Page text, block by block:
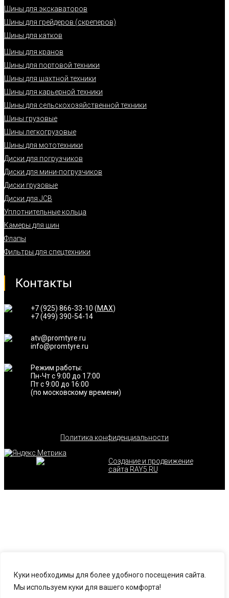
Куки необходимы для более удобного посещения сайта.
Мы используем куки для вашего комфорта!
Шины для экскаваторов
Шины для грейдеров (скреперов)
Шины для катков
Шины для кранов
Шины для портовой техники
Шины для шахтной техники
Шины для карьерной техники
Шины для сельскохозяйственной техники
Шины грузовые
Шины легкогрузовые
Шины для мототехники
Диски для погрузчиков
Диски для мини-погрузчиков
Диски грузовые
Диски для JCB
Уплотнительные кольца
Камеры для шин
Флапы
Фильтры для спецтехники
Контакты
+7 (925) 866-33-10 (MAX)
+7 (499) 390-54-14
atv@promtyre.ru
info@promtyre.ru
Режим работы:
Пн-Чт с 9:00 до 17:00
Пт с 9:00 до 16:00
(по московскому времени)
Политика конфиденциальности
Создание и продвижение
сайта RAY5.RU